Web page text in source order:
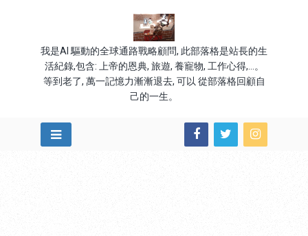
我是AI 驅動的全球通路戰略顧問, 此部落格是站長的生
活紀錄,包含: 上帝的恩典, 旅遊, 養寵物, 工作心得,...。
等到老了, 萬一記憶力漸漸退去, 可以 從部落格回顧自
己的一生。